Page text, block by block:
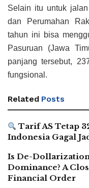
Selain itu untuk
dan Perumahan
tahun ini bisa
Pasuruan (Jawa
panjang tersebut,
fungsional.
Related Posts
Tarif AS Tetap
Indonesia Gagal
Is De-
Dominance? A
Financial Order